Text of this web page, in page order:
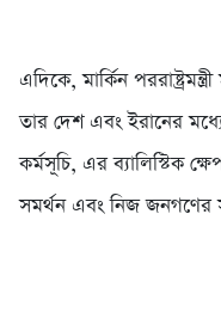
এদিকে, মার্কিন
তার দেশ এবং ইরানের
কর্মসূচি, এর ব্যালিস্টিক
সমর্থন এবং নিজ জনগণের